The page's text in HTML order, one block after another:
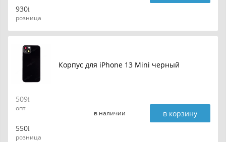
930
розница
Корпус для iPhone 13 Mini черный
509
опт
550
розница
в наличии в корзину